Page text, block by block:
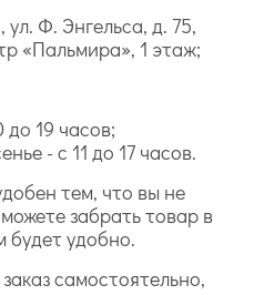
Ф. Энгельса, д. 75,
«Пальмира», 1 этаж;
до 19 часов;
- с 11 до 17 часов.
тем, что вы не
забрать товар в
будет удобно.
самостоятельно,